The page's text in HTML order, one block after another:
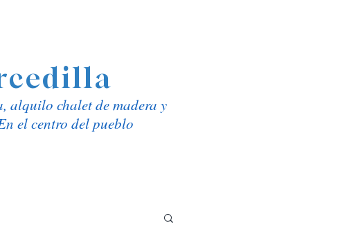
alquilo chalet de madera y
el centro del pueblo